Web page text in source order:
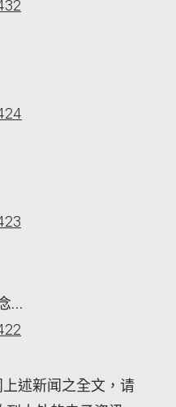
…
述新闻之全文，请